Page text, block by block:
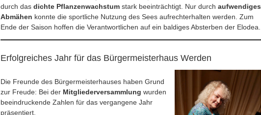
durch das dichte Pflanzenwachstum stark beeinträchtigt. Nur durch aufwendiges
Abmähen konnte die sportliche Nutzung des Sees aufrechterhalten werden. Zum
Ende der Saison hoffen die Verantwortlichen auf ein baldiges Absterben der Elodea.
Erfolgreiches Jahr für das Bürgermeisterhaus Werden
Die Freunde des Bürgermeisterhauses haben Grund
zur Freude: Bei der Mitgliederversammlung wurden
beeindruckende Zahlen für das vergangene Jahr
präsentiert.